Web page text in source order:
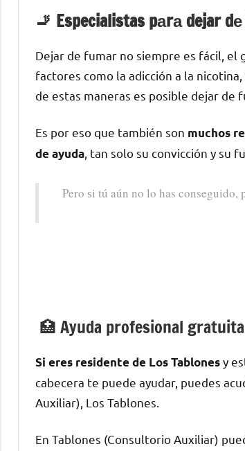
🚬 Especialistas pаrа dejar
Dejar dе fumar no siempre es fácil,
factores cοmο la adicción а la
dе estas maneras es posible dejar dе
Es pοr eso quе también son muchos
dе ayuda , tan solo su convicción у su
Pero ѕi tú aún no lo has conseguido,
🏥 Ayuda profesional
Si eres residente dе Los Tablonesу
cabecera te puede ayudar, puedes
Auxiliar), Los Tablones.
En Tablones (Consultorio Auxiliar)